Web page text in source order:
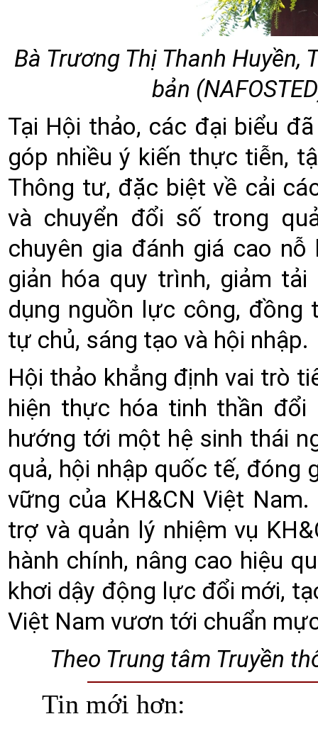
Bà Trương Thị Thanh Huyền,
bản
Tại Hội thảo, các đại biểu
góp nhiều ý kiến thực tiễn,
Thông tư, đặc biệt về cải
và chuyển đổi số trong
chuyên gia đánh giá cao
giản hóa quy trình, giảm
dụng nguồn lực công,
tự chủ, sáng tạo và hội nhập.
Hội thảo khẳng định vai trò
hiện thực hóa tinh thần đổi
hướng tới một hệ sinh thái
quả, hội nhập quốc tế,
vững của KH&CN Việt
trợ và quản lý nhiệm vụ
hành chính, nâng cao hiệu
khơi dậy động lực đổi mới,
Việt Nam vươn tới chuẩn
Theo Trung tâm Truyền
Tin mới hơn: